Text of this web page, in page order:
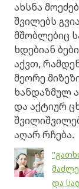
ახსნა
შვილებს
მშობლებიც
ხდებიან
აქვთ,
მეორე
ხანდაზმულ
და აქტიურ
აღარ რჩება.
და